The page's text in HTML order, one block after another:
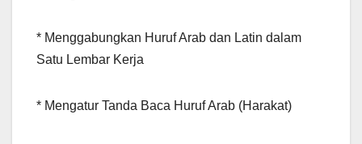
* Menggabungkan Huruf Arab dan Latin dalam
Satu Lembar Kerja
* Mengatur Tanda Baca Huruf Arab (Harakat)